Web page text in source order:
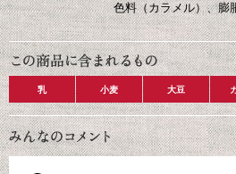
色料（カラメル）、膨
乳 小麦 大豆